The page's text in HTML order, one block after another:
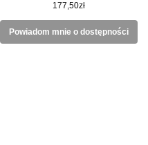
177,50zł
Powiadom mnie o dostępności